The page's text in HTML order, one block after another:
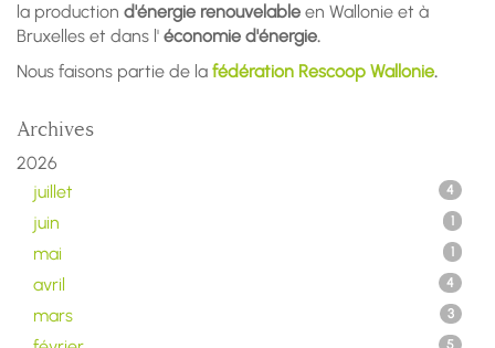
la production d'énergie renouvelable en Wallonie et à
Bruxelles et dans l' économie d'énergie.
Nous faisons partie de la fédération Rescoop Wallonie.
Archives
2026
juillet
4
juin 1
mai 1
avril 4
mars 3
5